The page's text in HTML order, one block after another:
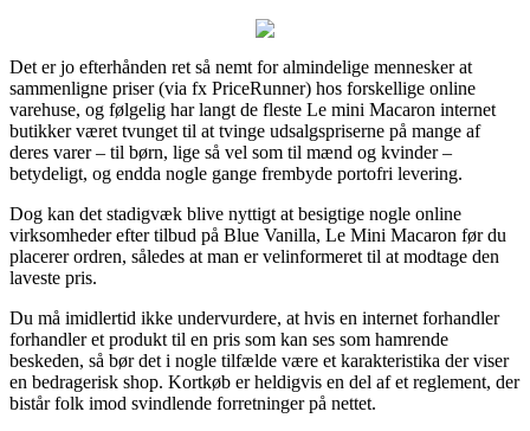
Det er jo efterhånden ret så nemt for almindelige mennesker at
sammenligne priser (via fx PriceRunner) hos forskellige online
varehuse, og følgelig har langt de fleste Le mini Macaron internet
butikker været tvunget til at tvinge udsalgspriserne på mange af
deres varer – til børn, lige så vel som til mænd og kvinder –
betydeligt, og endda nogle gange frembyde portofri levering.
Dog kan det stadigvæk blive nyttigt at besigtige nogle online
virksomheder efter tilbud på Blue Vanilla, Le Mini Macaron før du
placerer ordren, således at man er velinformeret til at modtage den
laveste pris.
Du må imidlertid ikke undervurdere, at hvis en internet forhandler
forhandler et produkt til en pris som kan ses som hamrende
beskeden, så bør det i nogle tilfælde være et karakteristika der viser
en bedragerisk shop. Kortkøb er heldigvis en del af et reglement, der
bistår folk imod svindlende forretninger på nettet.